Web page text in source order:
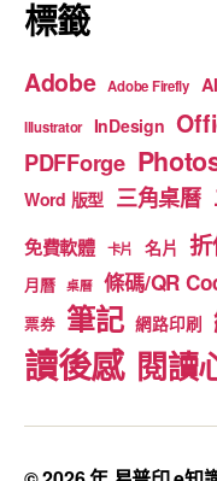
標籤
Adobe Adobe Firefly AI
Illustrator InDesign
PDFForge
Word 版型 三角桌曆
免費軟體 卡片 名片
月曆 桌曆 條碼/QR
票券 筆記 網路印刷
讀後感 閱讀